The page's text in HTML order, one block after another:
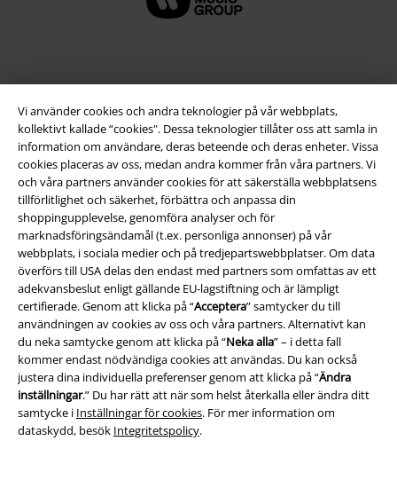
Vi använder cookies och andra teknologier på vår webbplats,
kollektivt kallade “cookies". Dessa teknologier tillåter oss att samla in
information om användare, deras beteende och deras enheter. Vissa
cookies placeras av oss, medan andra kommer från våra partners. Vi
och våra partners använder cookies för att säkerställa webbplatsens
tillförlitlighet och säkerhet, förbättra och anpassa din
shoppingupplevelse, genomföra analyser och för
marknadsföringsändamål (t.ex. personliga annonser) på vår
webbplats, i sociala medier och på tredjepartswebbplatser. Om data
överförs till USA delas den endast med partners som omfattas av ett
adekvansbeslut enligt gällande EU-lagstiftning och är lämpligt
certifierade. Genom att klicka på “Acceptera” samtycker du till
användningen av cookies av oss och våra partners. Alternativt kan
du neka samtycke genom att klicka på “Neka alla” – i detta fall
kommer endast nödvändiga cookies att användas. Du kan också
justera dina individuella preferenser genom att klicka på “Ändra
inställningar.” Du har rätt att när som helst återkalla eller ändra ditt
samtycke i Inställningar för cookies. För mer information om
dataskydd, besök Integritetspolicy.
Juridisk information/Villkor
Villkor
Om oss
Ladda ner villkoren
Avfallshantering och miljöskydd
Försäkran om överensstämmelse